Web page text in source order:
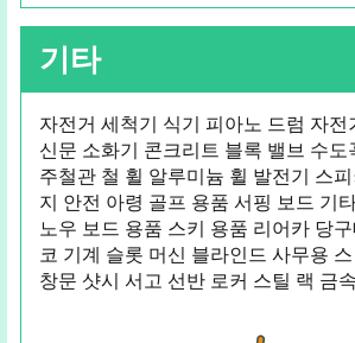
기타
자전거 세척기 식기 피아노 드럼 자전
신문 소화기 콘크리트 블록 밸브 수도
주철관 철 휠 알루미늄 휠 발전기 스
지 안전 아령 골프 용품 서핑 보드 기
노우 보드 용품 스키 용품 리어카 당
코 기계 슬롯 머신 블라인드 사무용
창문 샷시 서고 선반 로커 스틸 랙 금